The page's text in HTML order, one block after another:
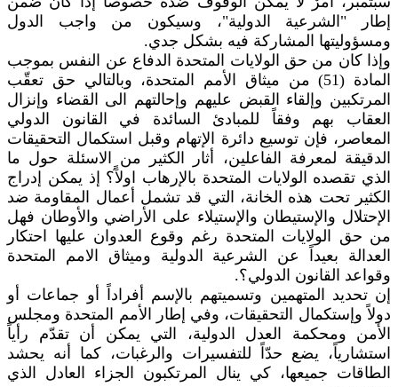
إطار "الشرعية الدولية"، وسيكون من واجب الدول
ومسؤوليتها المشاركة فيه بشكل جدي.
وإذا كان من حق الولايات المتحدة الدفاع عن النفس بموجب
المادة (51) من ميثاق الأمم المتحدة، وبالتالي حق تعقّب
المرتكبين وإلقاء القبض عليهم وإحالتهم الى القضاء وإنزال
العقاب بهم وفقاً للمبادئ السائدة في القانون الدولي
المعاصر، فإن توسيع دائرة الإتهام وقبل استكمال التحقيقات
الدقيقة لمعرفة الفاعلين، أثار الكثير من الاسئلة حول ما
الذي تقصده الولايات المتحدة بالإرهاب اولآً؟ إذ يمكن إدراج
الكثير تحت هذه الخانة، التي قد تشمل أعمال المقاومة ضد
الإحتلال والإستيطان والإستيلاء على الأراضي والأوطان فهل
من حق الولايات المتحدة رغم وقوع العدوان عليها احتكار
العدالة بعيداً عن الشرعية الدولية وميثاق الامم المتحدة
وقواعد القانون الدولي؟.
إن تحديد المتهمين وتسميتهم بالإسم أفراداً أو جماعات أو
دولاً وإستكمال التحقيقات، وفي إطار الأمم المتحدة ومجلس
الأمن ومحكمة العدل الدولية، التي يمكن أن تقدّم رأياً
استشارياً، يضع حدّاً للتفسيرات والرغبات، كما أنه يحشد
الطاقات جميعها، كي ينال المرتكبون الجزاء العادل الذي